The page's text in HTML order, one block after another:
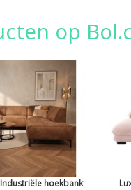
op
hoekbank